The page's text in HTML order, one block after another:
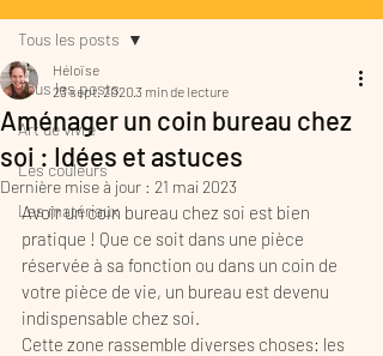
Tous les posts
Art de vivre
Les couleurs
Les matériaux
Tous les posts
Aménager un coin bureau chez
soi : Idées et astuces
Héloïse
23 sept. 20203 min de lecture
Dernière mise à jour : 21 mai 2023
Avoir un coin bureau chez soi est bien
pratique ! Que ce soit dans une pièce
réservée à sa fonction ou dans un coin de
votre pièce de vie, un bureau est devenu
indispensable chez soi.
Cette zone rassemble diverses choses: les